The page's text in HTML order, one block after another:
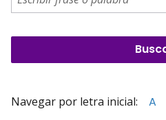
Navegar por letra inicial: A